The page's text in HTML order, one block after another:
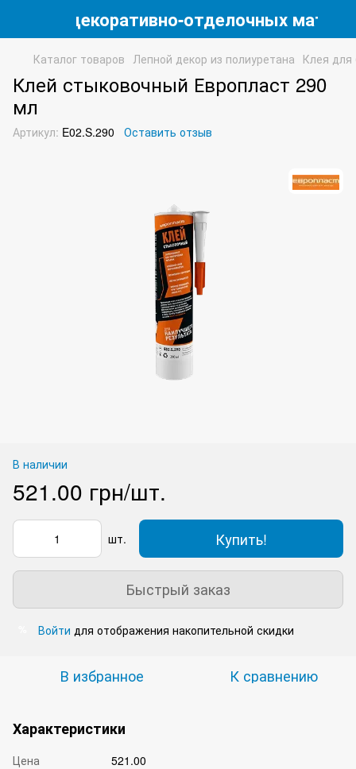
декоративно-отделочных
Каталог товаров Лепной декор из полиуретана Клея для
Клей стыковочный Европласт 290
мл
Артикул: E02.S.290 Оставить отзыв
В наличии
521.00 грн/шт.
шт. Купить!
Быстрый заказ
Войти для отображения накопительной скидки
В избранное К сравнению
Характеристики
Цена
521.00